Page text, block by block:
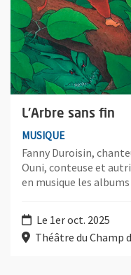
L'Arbre sans fin
MUSIQUE
Fanny Duroisin,
Ouni, conteuse et
en musique les
Le 1er oct. 2025
Théâtre du Champ